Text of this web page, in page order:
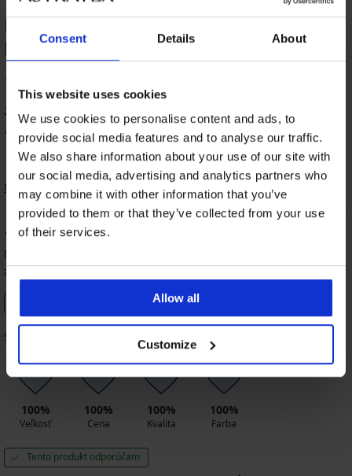
Consent Details About
This website uses cookies
We use cookies to personalise content and ads, to
provide social media features and to analyse our traffic.
We also share information about your use of our site with
our social media, advertising and analytics partners who
may combine it with other information that you’ve
provided to them or that they’ve collected from your use
of their services.
Allow all
Customize
HODNOTENIE PRODUKTU Kúpacie
boxerky Benton
100
2 zákazníkov produkt hodnotilo
100% zákazníkov produkt odporúča
Radenie
100%
Marcela
zakúpená veľkosť XXL
Super
100%
Veľkosť
100%
Cena
100%
Kvalita
100%
Farba
Tento produkt odporúčam